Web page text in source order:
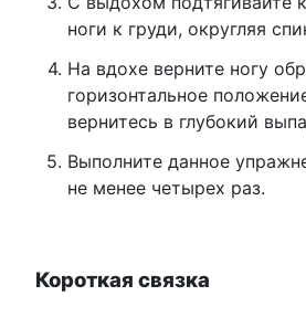
ноги к груди, округляя
На вдохе верните ногу
горизонтальное
вернитесь в глубокий
Выполните данное
не менее четырех раз.
Короткая связка